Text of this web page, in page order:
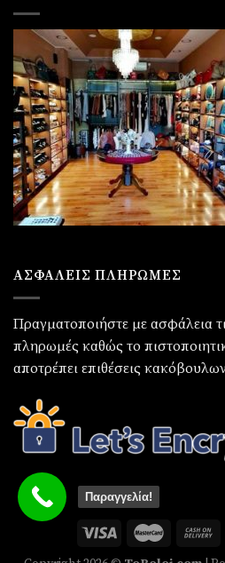
ΑΣΦΑΛΕΙΣ ΠΛΗΡΩΜΕΣ
Πραγματοποιήστε με ασφάλεια
πληρωμές καθώς το
αποτρέπει επιθέσεις
Παραγγελία!